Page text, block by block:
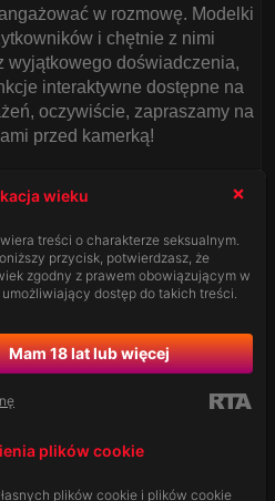
w rozmowę. Modelki
i chętnie z nimi
wyjątkowego doświadczenia,
interaktywne dostępne na
oczywiście, zapraszamy na
przed kamerką!
dla dorosłych to nie tylko
przestrzeń, w której można
i czerpać radość z interakcji.
a każda modelka to
warto spędzić czas. Spróbuj
może być świat
wieku
treści o charakterze seksualnym.
przycisk, potwierdzasz, że
zgodny z prawem obowiązującym w
dostęp do takich treści.
Mam 18 lat lub więcej
plików cookie
plików cookie i plików cookie